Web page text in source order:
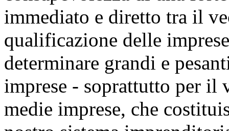
immediato e diretto tra il
qualificazione delle
determinare grandi e
imprese - soprattutto per il
medie imprese, che